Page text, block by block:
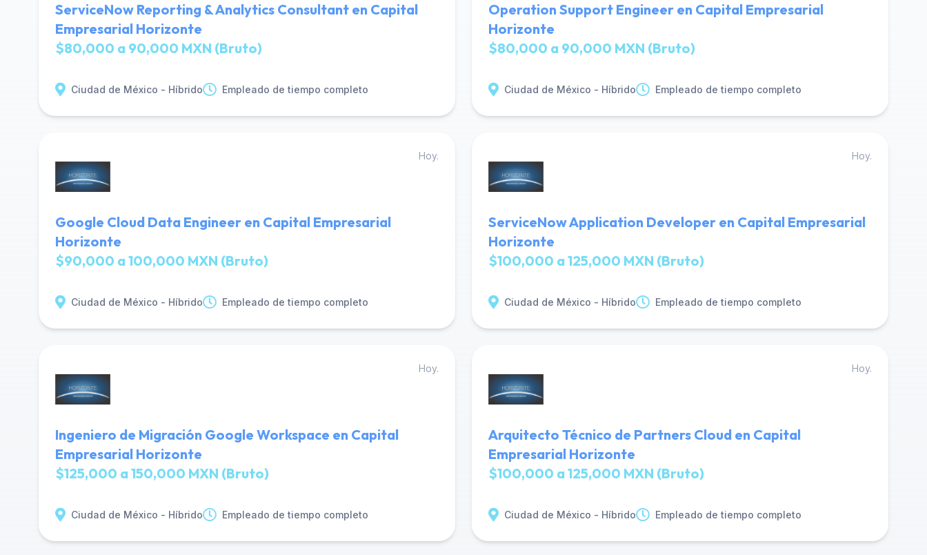
ServiceNow Reporting & Analytics Consultant en Capital
Empresarial Horizonte
$80,000 a 90,000 MXN (Bruto)
Ciudad de México - Híbrido Empleado de tiempo completo
Operation Support Engineer en Capital Empresarial
Horizonte
$80,000 a 90,000 MXN (Bruto)
Ciudad de México - Híbrido Empleado de tiempo completo
Hoy.
Google Cloud Data Engineer en Capital Empresarial
Horizonte
$90,000 a 100,000 MXN (Bruto)
Ciudad de México - Híbrido Empleado de tiempo completo
Hoy.
ServiceNow Application Developer en Capital Empresarial
Horizonte
$100,000 a 125,000 MXN (Bruto)
Ciudad de México - Híbrido Empleado de tiempo completo
Hoy.
Ingeniero de Migración Google Workspace en Capital
Empresarial Horizonte
$125,000 a 150,000 MXN (Bruto)
Ciudad de México - Híbrido Empleado de tiempo completo
Hoy.
Arquitecto Técnico de Partners Cloud en Capital
Empresarial Horizonte
$100,000 a 125,000 MXN (Bruto)
Ciudad de México - Híbrido Empleado de tiempo completo